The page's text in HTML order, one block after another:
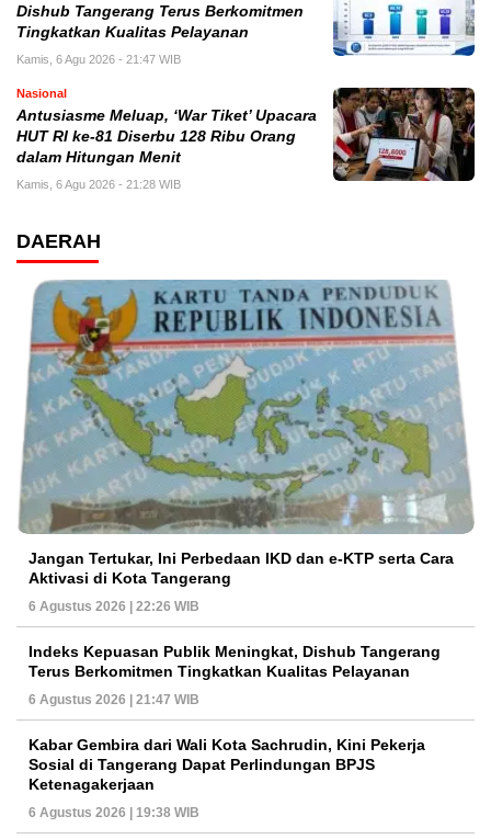
Dishub Tangerang Terus Berkomitmen
Tingkatkan Kualitas Pelayanan
Kamis, 6 Agu 2026 - 21:47 WIB
Nasional
Antusiasme Meluap, ‘War Tiket’ Upacara
HUT RI ke-81 Diserbu 128 Ribu Orang
dalam Hitungan Menit
Kamis, 6 Agu 2026 - 21:28 WIB
DAERAH
Jangan Tertukar, Ini Perbedaan IKD dan e-KTP serta Cara
Aktivasi di Kota Tangerang
6 Agustus 2026 | 22:26 WIB
Indeks Kepuasan Publik Meningkat, Dishub Tangerang
Terus Berkomitmen Tingkatkan Kualitas Pelayanan
6 Agustus 2026 | 21:47 WIB
Kabar Gembira dari Wali Kota Sachrudin, Kini Pekerja
Sosial di Tangerang Dapat Perlindungan BPJS
Ketenagakerjaan
6 Agustus 2026 | 19:38 WIB